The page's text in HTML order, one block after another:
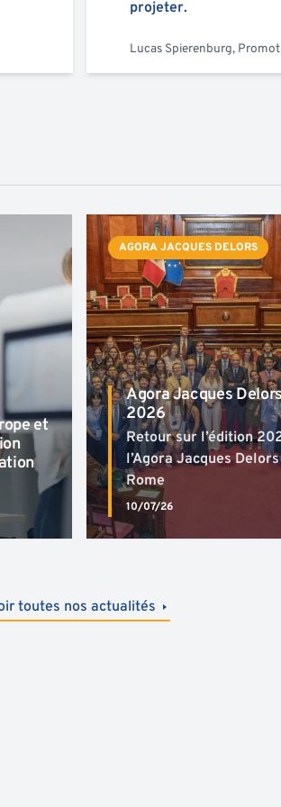
projeter.
Lucas Spierenburg,
et
AGORA JACQUES DELORS
Agora Jacques
2026
Retour sur l’édition
l’Agora Jacques
Rome
10/07/26
toutes nos actualités